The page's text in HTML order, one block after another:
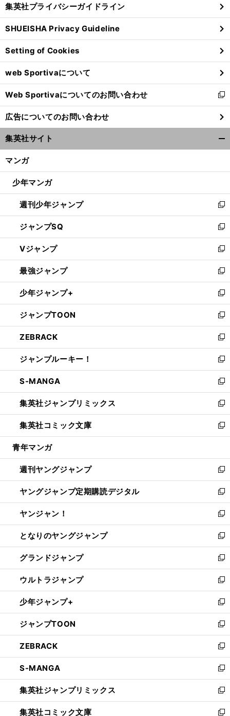
る
い
ウ
ィ
ン
ド
ウ
で
開
く
集英社プライバシーガイドライン
SHUEISHA Privacy Guideline
Setting of Cookies
web Sportivaについて
Web Sportivaについてのお問い合わせ
新
し
い
ウ
ィ
ン
ウ
開
く
広告についてのお問い合わせ
集英社サイト
マンガ
少年マンガ
週刊少年ジャンプ
新
し
い
ウ
ィ
ン
ド
ウ
で
開
く
ジャンプSQ
新
し
い
ウ
ィ
ン
ド
ウ
で
開
く
Vジャンプ
新
し
い
ウ
ィ
ン
ド
ウ
で
開
く
最強ジャンプ
新
し
い
ウ
ィ
ン
ド
ウ
で
開
く
少年ジャンプ+
新
し
い
ウ
ィ
ン
ド
ウ
で
開
く
ジャンプTOON
新
し
い
ウ
ィ
ン
ド
ウ
で
開
く
ZEBRACK
新
し
い
ウ
ィ
ン
ド
ウ
で
開
ジャンプルーキー！
新
し
い
ウ
ィ
ン
ド
ウ
開
く
S-MANGA
新
し
い
ウ
ィ
ン
ウ
で
開
く
集英社ジャンプリミックス
新
し
い
ウ
ン
ド
ウ
で
開
く
集英社コミック文庫
新
し
ウ
ィ
ン
ド
ウ
で
開
く
青年マンガ
週刊ヤングジャンプ
新
し
い
ウ
ィ
ン
ド
ウ
で
開
く
ヤングジャンプ定期購読デジタル
新
し
い
ウ
ィ
ン
ド
ウ
で
開
く
ヤンジャン！
新
し
い
ウ
ィ
ン
ド
ウ
で
開
く
となりのヤングジャンプ
新
し
い
ウ
ィ
ン
ド
ウ
で
開
く
グランドジャンプ
新
し
い
ウ
ィ
ン
ド
ウ
で
開
く
ウルトラジャンプ
新
し
い
ウ
ィ
ン
ド
ウ
で
開
く
少年ジャンプ+
新
し
い
ウ
ィ
ン
ド
ウ
で
開
く
ジャンプTOON
新
し
い
ウ
ィ
ン
ド
ウ
で
ZEBRACK
新
し
い
ウ
ィ
ン
ド
S-MANGA
新
し
い
ウ
ィ
集英社ジャンプリミックス
新
し
い
集英社コミック文庫